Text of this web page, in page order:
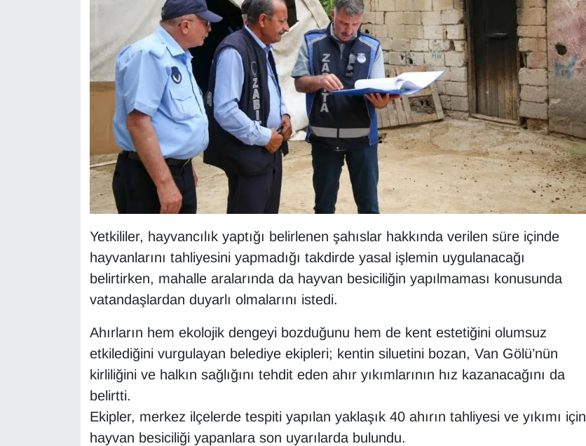
Yetkililer, hayvancılık yaptığı belirlenen şahıslar hakkında verilen süre içinde
hayvanlarını tahliyesini yapmadığı takdirde yasal işlemin uygulanacağı
belirtirken, mahalle aralarında da hayvan besiciliğin yapılmaması konusunda
vatandaşlardan duyarlı olmalarını istedi.
Ahırların hem ekolojik dengeyi bozduğunu hem de kent estetiğini olumsuz
etkilediğini vurgulayan belediye ekipleri; kentin siluetini bozan, Van Gölü’nün
kirliliğini ve halkın sağlığını tehdit eden ahır yıkımlarının hız kazanacağını da
belirtti.
Ekipler, merkez ilçelerde tespiti yapılan yaklaşık 40 ahırın tahliyesi ve yıkımı için
hayvan besiciliği yapanlara son uyarılarda bulundu.
TEKNOLOJİ
VAN'DA SPOR